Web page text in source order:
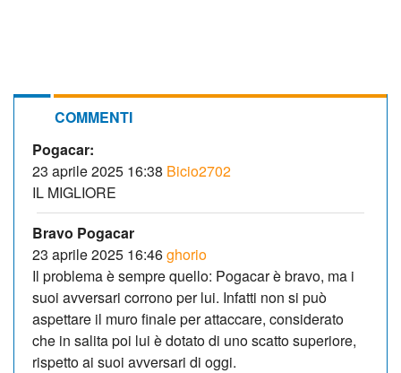
COMMENTI
Pogacar:
23 aprile 2025 16:38 Bicio2702
IL MIGLIORE
Bravo Pogacar
23 aprile 2025 16:46ghorio
Il problema è sempre quello: Pogacar è bravo, ma i
suoi avversari corrono per lui. Infatti non si può
aspettare il muro finale per attaccare, considerato
che in salita poi lui è dotato di uno scatto superiore,
rispetto ai suoi avversari di oggi.